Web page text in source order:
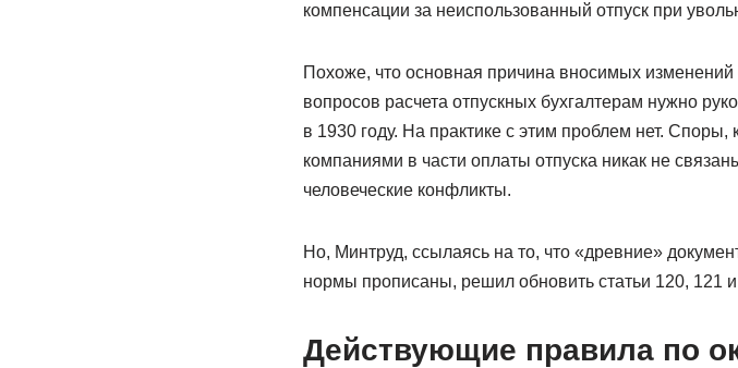
компенсации за неиспользованный отпуск при
Похоже, что основная причина вносимых
вопросов расчета отпускных бухгалтерам нужно
в 1930 году. На практике с этим проблем нет.
компаниями в части оплаты отпуска никак не
человеческие конфликты.
Но, Минтруд, ссылаясь на то, что «древние»
нормы прописаны, решил обновить статьи 120, 121 и
Действующие правила по